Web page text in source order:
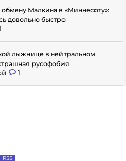
Малкина в «Миннесоту»:
довольно быстро
лыжнице в нейтральном
русофобия
1
RSS